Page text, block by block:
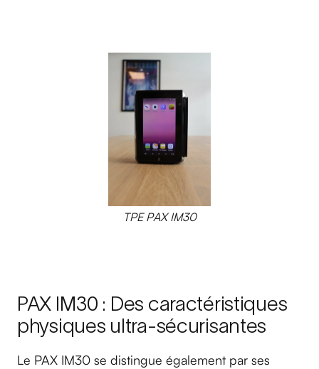
TPE PAX IM30
PAX IM30 : Des caractéristiques
physiques ultra-sécurisantes
Le PAX IM30 se distingue également par ses